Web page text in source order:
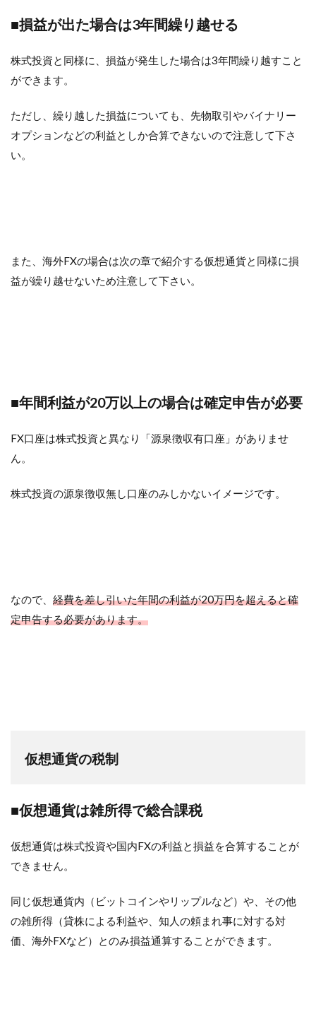
■損益が出た場合は3年間繰り越せる
株式投資と同様に、損益が発生した場合は3年間繰り越すこと
ができます。
ただし、繰り越した損益についても、先物取引やバイナリー
オプションなどの利益としか合算できないので注意して下さ
い。
また、海外FXの場合は次の章で紹介する仮想通貨と同様に損
益が繰り越せないため注意して下さい。
■年間利益が20万以上の場合は確定申告が必要
FX口座は株式投資と異なり「源泉徴収有口座」がありませ
ん。
株式投資の源泉徴収無し口座のみしかないイメージです。
なので、 経費を差し引いた年間の利益が20万円を超えると確
定申告する必要があります。
仮想通貨の税制
■仮想通貨は雑所得で総合課税
仮想通貨は株式投資や国内FXの利益と損益を合算することが
できません。
同じ仮想通貨内（ビットコインやリップルなど）や、その他
の雑所得（貸株による利益や、知人の頼まれ事に対する対
価、海外FXなど）とのみ損益通算することができます。